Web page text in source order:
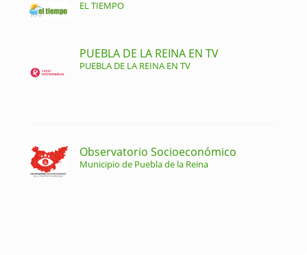
EL TIEMPO
PUEBLA DE LA REINA EN TV
PUEBLA DE LA REINA EN TV
Observatorio Socioeconómico
Municipio de Puebla de la Reina